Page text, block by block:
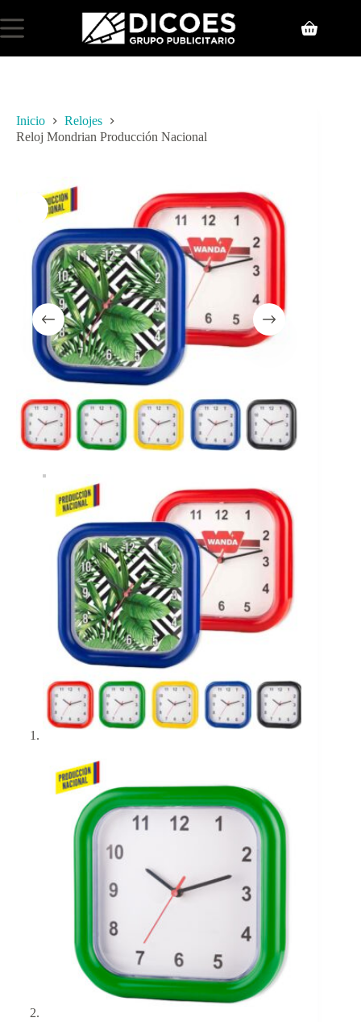
Inicio
Relojes
Reloj Mondrian Producción Nacional